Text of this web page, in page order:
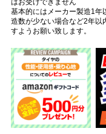
はお受けできません
基本的にはメーカー製造1年
造数が少ない場合など2年以
すようお願い致します。